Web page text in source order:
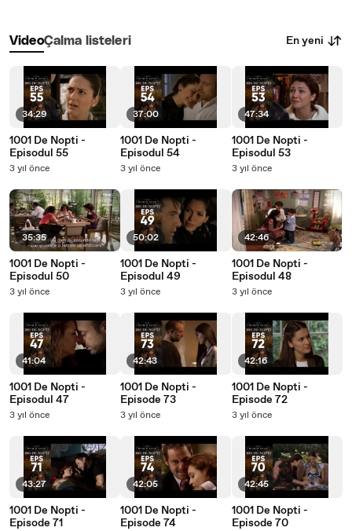
VideoÇalma listeleri En yeni
34:29
1001 De Nopti -
Episodul 55
3 yıl önce
35:35
1001 De Nopti -
Episodul 50
3 yıl önce
41:04
1001 De Nopti -
Episodul 47
3 yıl önce
43:27
1001 De Nopti -
Episode 71
37:00
1001 De Nopti -
Episodul 54
3 yıl önce
50:02
1001 De Nopti -
Episodul 49
3 yıl önce
42:43
1001 De Nopti -
Episode 73
3 yıl önce
42:05
1001 De Nopti -
Episode 74
47:34
1001 De Nopti -
Episodul 53
3 yıl önce
42:46
1001 De Nopti -
Episodul 48
3 yıl önce
42:16
1001 De Nopti -
Episode 72
3 yıl önce
42:45
1001 De Nopti -
Episode 70